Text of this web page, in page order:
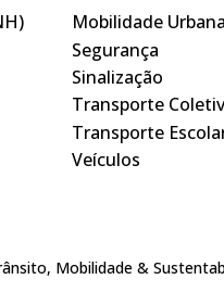
Mobilidade Urbana
Segurança
Sinalização
Transporte
Transporte
Veículos
Mobilidade &